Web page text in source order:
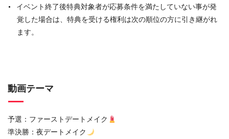
イベント終了後特典対象者が応募条件を満たしていない事が発
覚した場合は、特典を受ける権利は次の順位の方に引き継がれ
ます。
動画テーマ
予選：ファーストデートメイク
準決勝：夜デートメイク